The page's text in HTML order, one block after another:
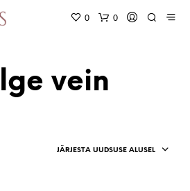
0 0
vein
JÄRJESTA UUDSUSE ALUSEL